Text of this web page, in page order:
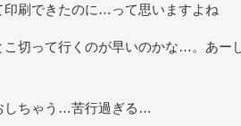
印刷できたのに…って思いますよね
切って行くのが早いのかな…。あー
しちゃう…苦行過ぎる…